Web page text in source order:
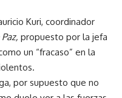
Kuri, coordinador
propuesto por la jefa
un “fracaso” en la
por supuesto que no